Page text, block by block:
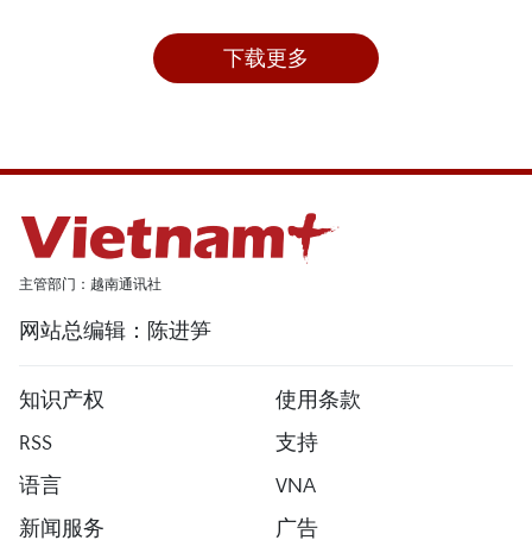
下载更多
主管部门：越南通讯社
网站总编辑：陈进笋
知识产权
使用条款
RSS
支持
语言
VNA
新闻服务
广告